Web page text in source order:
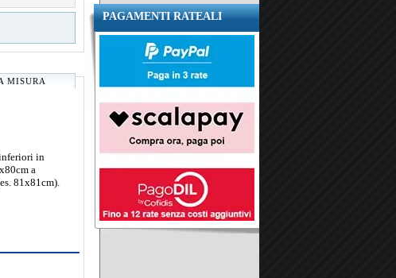
PAGAMENTI RATEALI
MISURA
in
a
81x81cm).